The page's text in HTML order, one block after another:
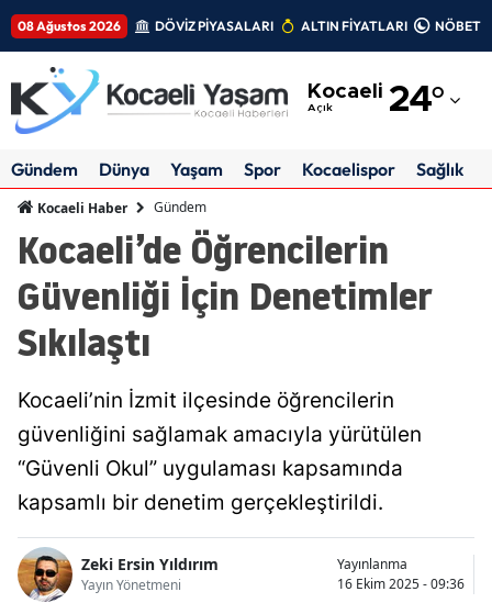
08 Ağustos 2026 DÖVİZ PİYASALARI ALTIN FİYATLARI
Kocaeli
Açık 24°
Adıyaman
Amasya
Ankara
Aydın
Balıkesir
Bilecik
Bingöl
Gündem Dünya Yaşam Spor Kocaelispor Sağlık
Kocaeli Haber Gündem
Kocaeli’de Öğrencilerin
Güvenliği İçin Denetimler
Sıkılaştı
Kocaeli’nin İzmit ilçesinde öğrencilerin
güvenliğini sağlamak amacıyla yürütülen
“Güvenli Okul” uygulaması kapsamında
kapsamlı bir denetim gerçekleştirildi.
Zeki Ersin Yıldırım
Yayın Yönetmeni
Yayınlanma
16 Ekim 2025 - 09:36